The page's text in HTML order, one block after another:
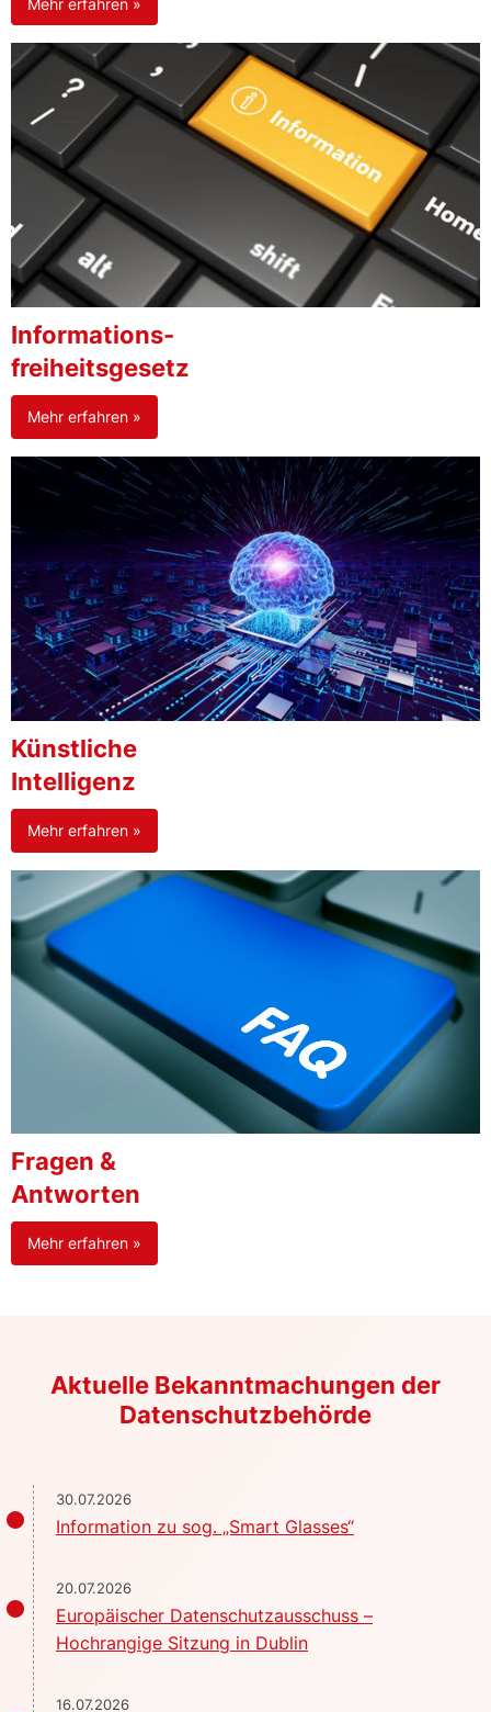
Informations-
freiheitsgesetz
Mehr erfahren »
Künstliche
Intelligenz
Mehr erfahren »
Fragen &
Antworten
Mehr erfahren »
Aktuelle Bekanntmachungen der
Datenschutzbehörde
30.07.2026
Information zu sog. „Smart Glasses“
20.07.2026
Europäischer Datenschutzausschuss –
Hochrangige Sitzung in Dublin
16.07.2026